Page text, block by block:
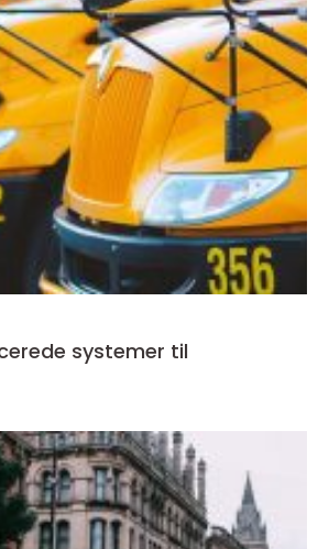
systemer til